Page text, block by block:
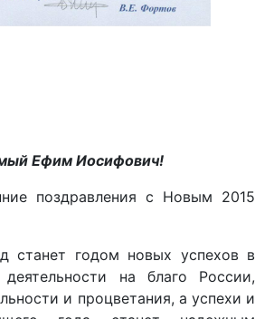
Ефим Иосифович!
поздравления с Новым 2015
годом новых успехов в
на благо России,
и процветания, а успехи и